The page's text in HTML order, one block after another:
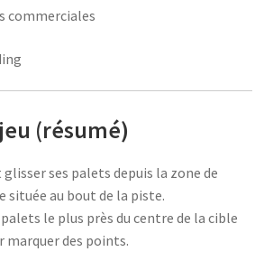
commerciales
(résumé)
ses palets depuis la zone de
située au bout de la piste.
le plus près du centre de la cible
marquer des points.